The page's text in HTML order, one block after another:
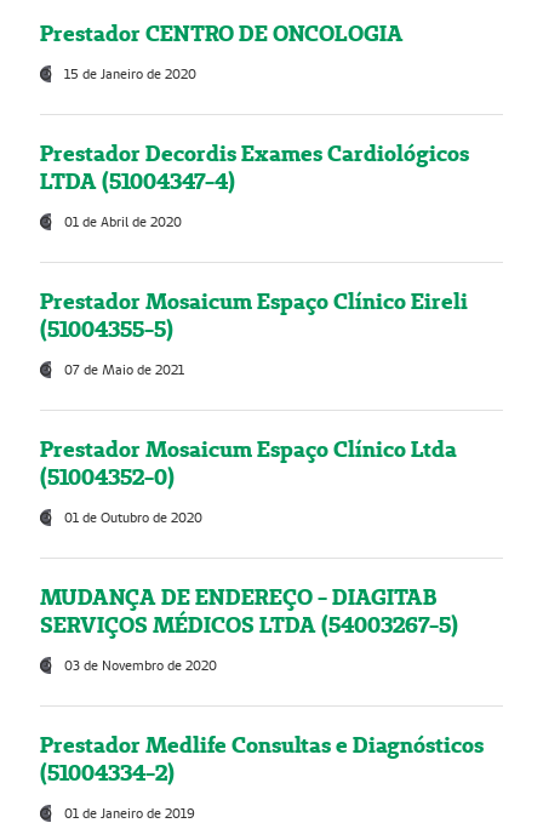
Prestador CENTRO DE ONCOLOGIA
15 de Janeiro de 2020
Prestador Decordis Exames Cardiológicos
LTDA (51004347-4)
01 de Abril de 2020
Prestador Mosaicum Espaço Clínico Eireli
(51004355-5)
07 de Maio de 2021
Prestador Mosaicum Espaço Clínico Ltda
(51004352-0)
01 de Outubro de 2020
MUDANÇA DE ENDEREÇO - DIAGITAB
SERVIÇOS MÉDICOS LTDA (54003267-5)
03 de Novembro de 2020
Prestador Medlife Consultas e Diagnósticos
(51004334-2)
01 de Janeiro de 2019